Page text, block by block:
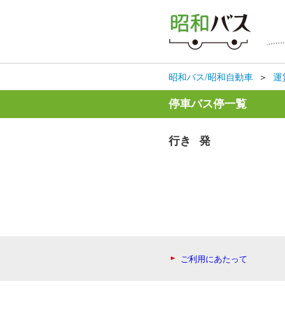
昭和バス/昭和自動車 ＞ 運
停車バス停一覧
行き 発
ご利用にあたって